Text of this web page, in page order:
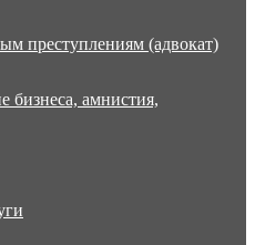
преступлениям (адвокат)
бизнеса, амнистия,